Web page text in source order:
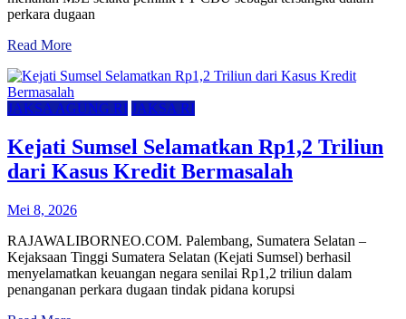
perkara dugaan
Read More
JAKSA AGUNG RI JAKSA RI
Kejati Sumsel Selamatkan Rp1,2 Triliun
dari Kasus Kredit Bermasalah
Mei 8, 2026
RAJAWALIBORNEO.COM. Palembang, Sumatera Selatan –
Kejaksaan Tinggi Sumatera Selatan (Kejati Sumsel) berhasil
menyelamatkan keuangan negara senilai Rp1,2 triliun dalam
penanganan perkara dugaan tindak pidana korupsi